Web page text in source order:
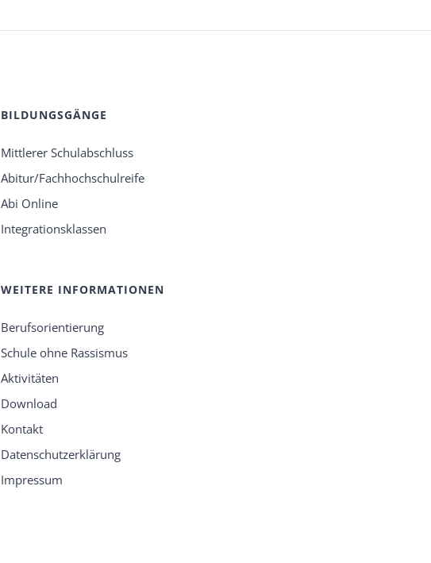
BILDUNGSGÄNGE
Mittlerer Schulabschluss
Abitur/Fachhochschulreife
Abi Online
Integrationsklassen
WEITERE INFORMATIONEN
Berufsorientierung
Schule ohne Rassismus
Aktivitäten
Download
Kontakt
Datenschutzerklärung
Impressum